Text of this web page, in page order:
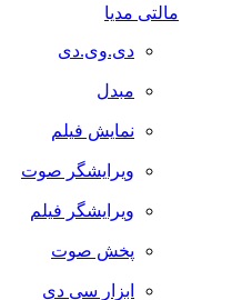
مالتی مدیا
دی.وی.دی
مبدل
نمایش فیلم
ویرایشگر صوت
ویرایشگر فیلم
پخش صوت
ابزار سی دی